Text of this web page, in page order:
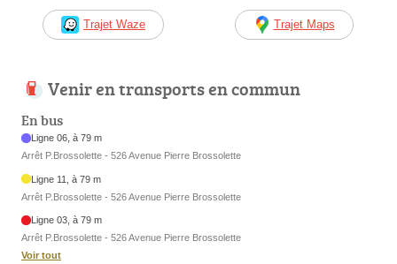
Trajet Waze Trajet Maps
Venir en transports en commun
En bus
Ligne 06, à 79 m
Arrêt P.Brossolette - 526 Avenue Pierre Brossolette
Ligne 11, à 79 m
Arrêt P.Brossolette - 526 Avenue Pierre Brossolette
Ligne 03, à 79 m
Arrêt P.Brossolette - 526 Avenue Pierre Brossolette
Voir tout